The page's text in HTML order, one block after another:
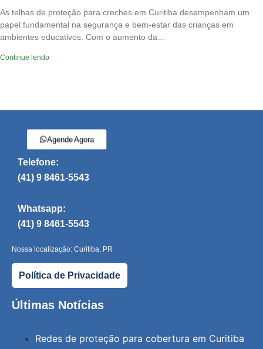
As telhas de proteção para creches em Curitiba desempenham um
papel fundamental na segurança e bem-estar das crianças em
ambientes educativos. Com o aumento da…
Continue lendo
Agende Agora
Telefone:
(41) 9 8461-5543
Whatsapp:
(41) 9 8461-5543
Nossa localização: Curitiba, PR
Política de Privacidade
Últimas Notícias
Redes de proteção para cobertura em Curitiba